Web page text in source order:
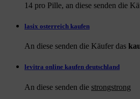
14 pro Pille, an diese senden die
lasix osterreich kaufen
An diese senden die Käufer das
levitra online kaufen deutschland
An diese senden die strongstrong